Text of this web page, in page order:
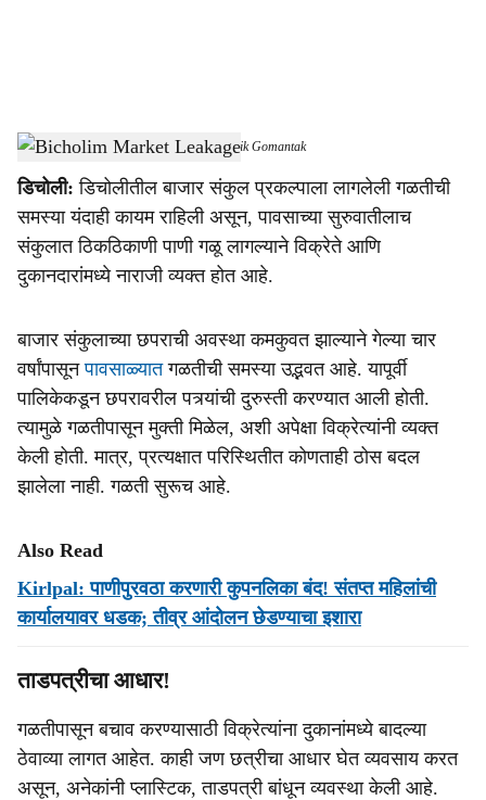
a
r
e
Bicholim Market Complex Leakage-Dainik Gomantak
डिचोली: डिचोलीतील बाजार संकुल प्रकल्पाला लागलेली गळतीची
समस्या यंदाही कायम राहिली असून, पावसाच्या सुरुवातीलाच
संकुलात ठिकठिकाणी पाणी गळू लागल्याने विक्रेते आणि
दुकानदारांमध्ये नाराजी व्यक्त होत आहे.
बाजार संकुलाच्या छपराची अवस्था कमकुवत झाल्याने गेल्या चार
वर्षांपासूनपावसाळ्यातगळतीची समस्या उद्भवत आहे. यापूर्वी
पालिकेकडून छपरावरील पत्र्यांची दुरुस्ती करण्यात आली होती.
त्यामुळे गळतीपासून मुक्ती मिळेल, अशी अपेक्षा विक्रेत्यांनी व्यक्त
केली होती. मात्र, प्रत्यक्षात परिस्थितीत कोणताही ठोस बदल
झालेला नाही. गळती सुरूच आहे.
Also Read
Kirlpal: पाणीपुरवठा करणारी कुपनलिका बंद! संतप्त महिलांची
कार्यालयावर धडक; तीव्र आंदोलन छेडण्याचा इशारा
ताडपत्रीचा आधार!
गळतीपासून बचाव करण्यासाठी विक्रेत्यांना दुकानांमध्ये बादल्या
ठेवाव्या लागत आहेत. काही जण छत्रीचा आधार घेत व्यवसाय करत
असून, अनेकांनी प्लास्टिक, ताडपत्री बांधून व्यवस्था केली आहे.